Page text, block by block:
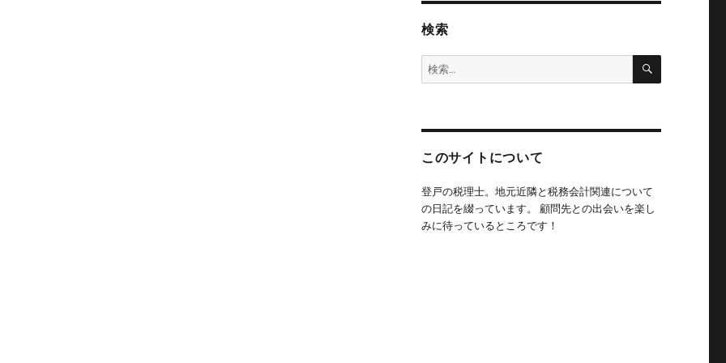
検索
検
索:
検
このサイトについて
登戸の税理士。地元近隣と税務会計関連について
の日記を綴っています。 顧問先との出会いを楽し
みに待っているところです！